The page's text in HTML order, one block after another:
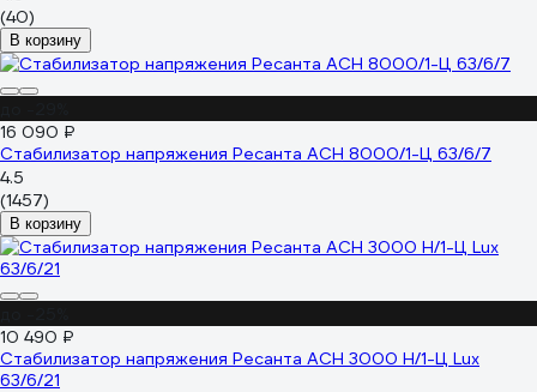
(40)
В корзину
16 090 ₽
Стабилизатор напряжения Ресанта АСН 8000/1-Ц 63/6/7
4.5
(1457)
В корзину
10 490 ₽
Стабилизатор напряжения Ресанта АСН 3000 Н/1-Ц Lux
63/6/21